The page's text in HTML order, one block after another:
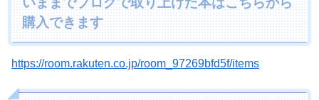
購入できます
https://room.rakuten.co.jp/room_97269bfd5f/items